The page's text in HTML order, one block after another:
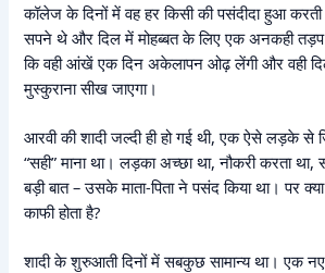
कॉलेज के दिनों में वह हर किसी की पसंदीदा हुआ
सपने थे और दिल में मोहब्बत के लिए एक अनकही
कि वही आंखें एक दिन अकेलापन ओढ़ लेंगी और वही
मुस्कुराना सीख जाएगा।
आरवी की शादी जल्दी ही हो गई थी, एक ऐसे लड़के
“सही” माना था। लड़का अच्छा था, नौकरी करता
बड़ी बात – उसके माता-पिता ने पसंद किया था। पर
काफी होता है?
शादी के शुरुआती दिनों में सबकुछ सामान्य था। एक